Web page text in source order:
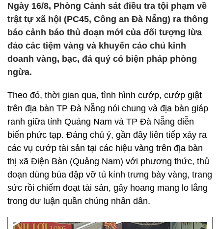
Ngày 16/8, Phòng Cảnh sát điều tra tội phạm về
trật tự xã hội (PC45, Công an Đà Nẵng) ra thông
báo cảnh báo thủ đoạn mới của đối tượng lừa
đảo các tiệm vàng và khuyến cáo chủ kinh
doanh vàng, bạc, đá quý có biện pháp phòng
ngừa.
Theo đó, thời gian qua, tình hình cướp, cướp giật
trên địa bàn TP Đà Nẵng nói chung và địa bàn giáp
ranh giữa tỉnh Quảng Nam và TP Đà Nẵng diễn
biến phức tạp. Đáng chú ý, gần đây liên tiếp xảy ra
các vụ cướp tài sản tại các hiệu vàng trên địa bàn
thị xã Điện Bàn (Quảng Nam) với phương thức, thủ
đoạn dùng búa đập vỡ tủ kính trưng bày vàng, trang
sức rồi chiếm đoạt tài sản, gây hoang mang lo lắng
trong dư luận quần chúng nhân dân.